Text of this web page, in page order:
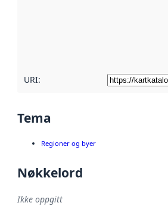
URI:
Tema
Regioner og byer
Nøkkelord
Ikke oppgitt